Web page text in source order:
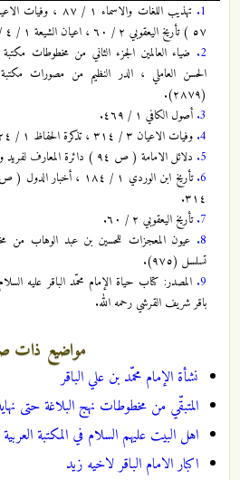
1.
٥٧ ) تأريخ اليعقوبي ٢ / ٦٠ ، اعيان الشيعة ١ / ٤ / ٤٦٤.
2. ضياء العالمين الجزء الثاني من مخطوطات مكتبة
الحسن العاملي ، الدر النظيم من مصورات مكتبة
(٢٨٧٩).
3. أصول الكافي ١ / ٤٦٩.
4. وفيات الاعيان ٣ / ٣١٤ ، تذكرة الحفاظ ١ / ١٢٤ ، نزهة الجليس ٢ / ٣٦.
5. دلائل الامامة ( ص ٩٤ ) دائرة المعارف لفريد وجدي ٣ / ٥٦٣.
6.
٣١٤.
7. تأريخ اليعقوبي ٢ / ٦٠.
8. عيون المعجزات للحسين بن عبد الوهاب من
تسلسل (٩٧٥).
9. المصدر: كتاب حياة الإمام محمّد الباقر عليه
باقر شريف القرشي رحمه الله.
مواضيع ذات
نشأة الإمام محمّد بن علي الباقر
المتبقّي من مخطوطات نهج البلاغة حتى
اهل البيت عليهم السلام في المكتبة العربية ٤
اكبار الامام الباقر لاخيه زيد